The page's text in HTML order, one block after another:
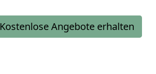
Kostenlose Angebote erhalten